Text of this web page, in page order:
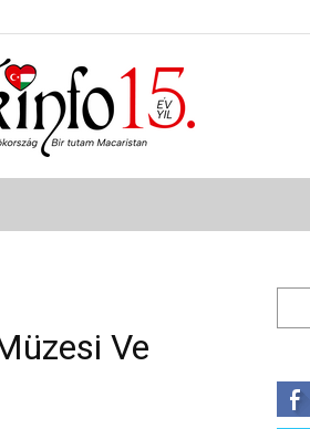
Türkinfo
Ve